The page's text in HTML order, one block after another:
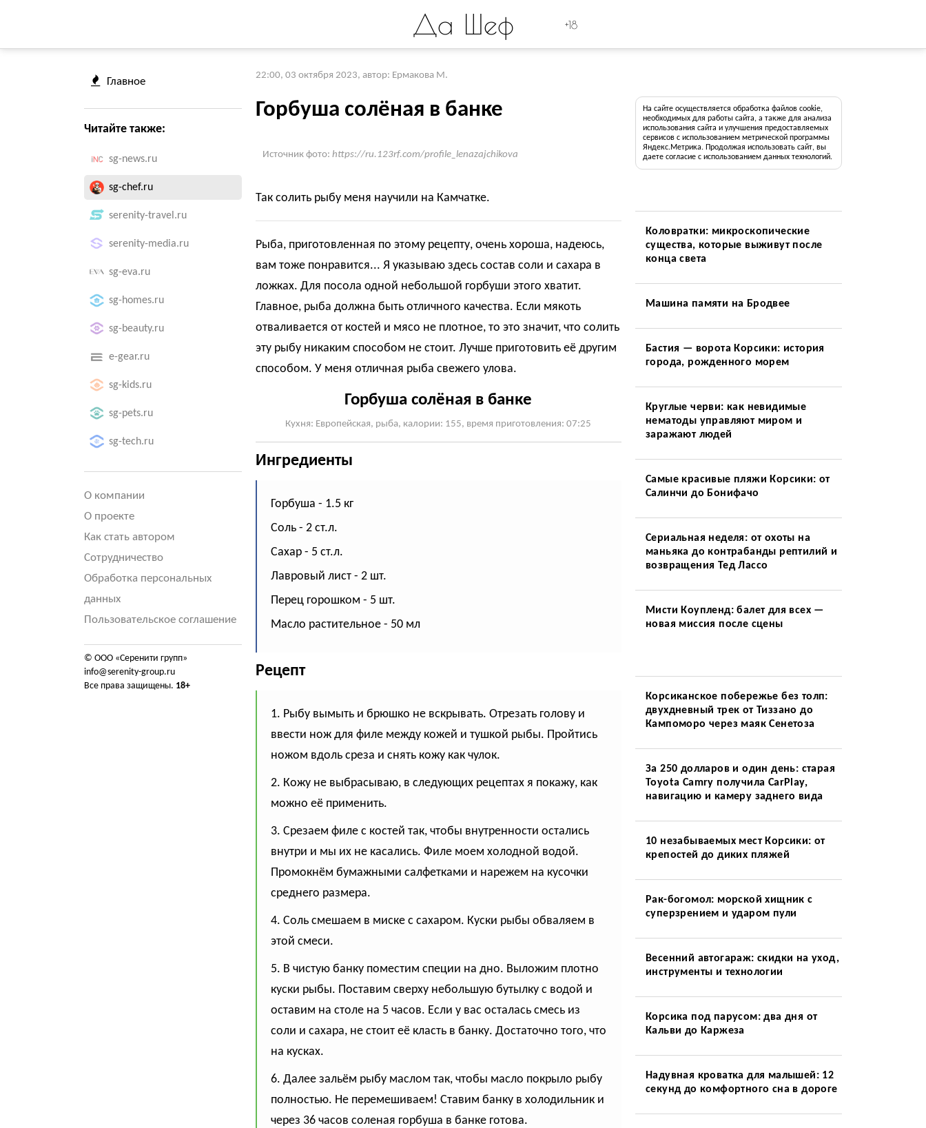
Да Шеф +18
Главное
Читайте также:
sg-news.ru
sg-chef.ru
serenity-travel.ru
serenity-media.ru
sg-eva.ru
sg-homes.ru
sg-beauty.ru
e-gear.ru
sg-kids.ru
sg-pets.ru
sg-tech.ru
О компании
О проекте
Как стать автором
Сотрудничество
Обработка персональных
данных
Пользовательское соглашение
© ООО «Серенити групп»
info@serenity-group.ru
Все права защищены. 18+
22:00, 03 октября 2023, автор: Ермакова М.
Горбуша солёная в банке
Источник фото: https://ru.123rf.com/profile_lenazajchikova
Так солить рыбу меня научили на Камчатке.
Рыба, приготовленная по этому рецепту, очень хороша, надеюсь,
вам тоже понравится... Я указываю здесь состав соли и сахара в
ложках. Для посола одной небольшой горбуши этого хватит.
Главное, рыба должна быть отличного качества. Если мякоть
отваливается от костей и мясо не плотное, то это значит, что солить
эту рыбу никаким способом не стоит. Лучше приготовить её другим
способом. У меня отличная рыба свежего улова.
Горбуша солёная в банке
Кухня: Европейская, рыба, калории: 155, время приготовления: 07:25
Ингредиенты
Горбуша - 1.5 кг
Соль - 2 ст.л.
Сахар - 5 ст.л.
Лавровый лист - 2 шт.
Перец горошком - 5 шт.
Масло растительное - 50 мл
Рецепт
1. Рыбу вымыть и брюшко не вскрывать. Отрезать голову и
ввести нож для филе между кожей и тушкой рыбы. Пройтись
ножом вдоль среза и снять кожу как чулок.
2. Кожу не выбрасываю, в следующих рецептах я покажу, как
можно её применить.
3. Срезаем филе с костей так, чтобы внутренности остались
внутри и мы их не касались. Филе моем холодной водой.
Промокнём бумажными салфетками и нарежем на кусочки
среднего размера.
4. Соль смешаем в миске с сахаром. Куски рыбы обваляем в
этой смеси.
5. В чистую банку поместим специи на дно. Выложим плотно
куски рыбы. Поставим сверху небольшую бутылку с водой и
оставим на столе на 5 часов. Если у вас осталась смесь из
соли и сахара, не стоит её класть в банку. Достаточно того, что
на кусках.
6. Далее зальём рыбу маслом так, чтобы масло покрыло рыбу
полностью. Не перемешиваем! Ставим банку в холодильник и
через 36 часов соленая горбуша в банке готова.
На сайте осуществляется обработка файлов cookie,
необходимых для работы сайта, а также для анализа
использования сайта и улучшения предоставляемых
сервисов с использованием метрической программы
Яндекс.Метрика. Продолжая использовать сайт, вы
даете согласие с использованием данных технологий.
Коловратки: микроскопические
существа, которые выживут после
конца света
Машина памяти на Бродвее
Бастия — ворота Корсики: история
города, рожденного морем
Круглые черви: как невидимые
нематоды управляют миром и
заражают людей
Самые красивые пляжи Корсики: от
Салинчи до Бонифачо
Сериальная неделя: от охоты на
маньяка до контрабанды рептилий и
возвращения Тед Лассо
Мисти Коупленд: балет для всех —
новая миссия после сцены
Корсиканское побережье без толп:
двухдневный трек от Тиззано до
Кампоморо через маяк Сенетоза
За 250 долларов и один день: старая
Toyota Camry получила CarPlay,
навигацию и камеру заднего вида
10 незабываемых мест Корсики: от
крепостей до диких пляжей
Рак-богомол: морской хищник с
суперзрением и ударом пули
Весенний автогараж: скидки на уход,
инструменты и технологии
Корсика под парусом: два дня от
Кальви до Каржеза
Надувная кроватка для малышей: 12
секунд до комфортного сна в дороге